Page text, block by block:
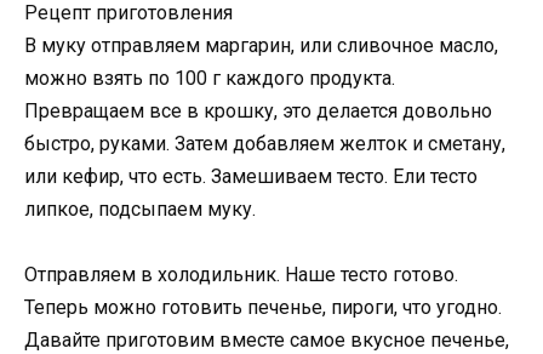
Рецепт приготовления
В муку отправляем маргарин, или сливочное масло,
можно взять по 100 г каждого продукта.
Превращаем все в крошку, это делается довольно
быстро, руками. Затем добавляем желток и сметану,
или кефир, что есть. Замешиваем тесто. Ели тесто
липкое, подсыпаем муку.
Отправляем в холодильник. Наше тесто готово.
Теперь можно готовить печенье, пироги, что угодно.
Давайте приготовим вместе самое вкусное печенье,